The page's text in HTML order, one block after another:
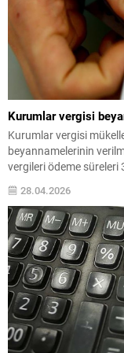
Kurumlar vergisi
Kurumlar vergisi
beyannamelerinin
vergileri ödeme süreleri
28.04.2026